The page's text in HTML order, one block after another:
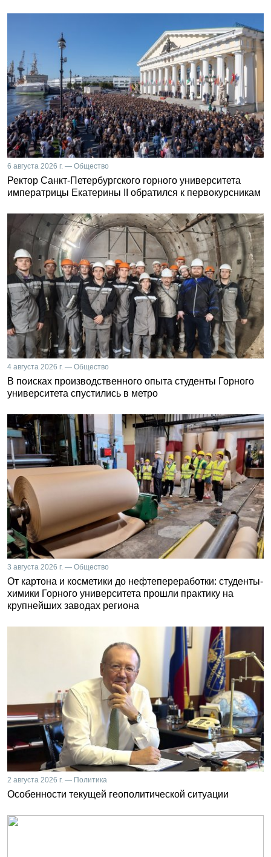
6 августа 2026 г. — Общество
Ректор Санкт-Петербургского горного университета
императрицы Екатерины II обратился к первокурсникам
4 августа 2026 г. — Общество
В поисках производственного опыта студенты Горного
университета спустились в метро
3 августа 2026 г. — Общество
От картона и косметики до нефтепереработки: студенты-
химики Горного университета прошли практику на
крупнейших заводах региона
2 августа 2026 г. — Политика
Особенности текущей геополитической ситуации